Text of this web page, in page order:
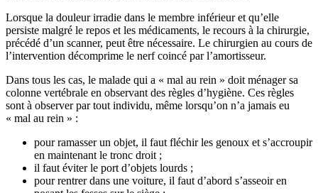
Lorsque la douleur irradie dans le membre inférieur et qu’elle
persiste malgré le repos et les médicaments, le recours à la chirurgie,
précédé d’un scanner, peut être nécessaire. Le chirurgien au cours de
l’intervention décomprime le nerf coincé par l’amortisseur.
Dans tous les cas, le malade qui a « mal au rein » doit ménager sa
colonne vertébrale en observant des règles d’hygiène. Ces règles
sont à observer par tout individu, même lorsqu’on n’a jamais eu
« mal au rein » :
pour ramasser un objet, il faut fléchir les genoux et s’accroupir
en maintenant le tronc droit ;
il faut éviter le port d’objets lourds ;
pour rentrer dans une voiture, il faut d’abord s’asseoir en